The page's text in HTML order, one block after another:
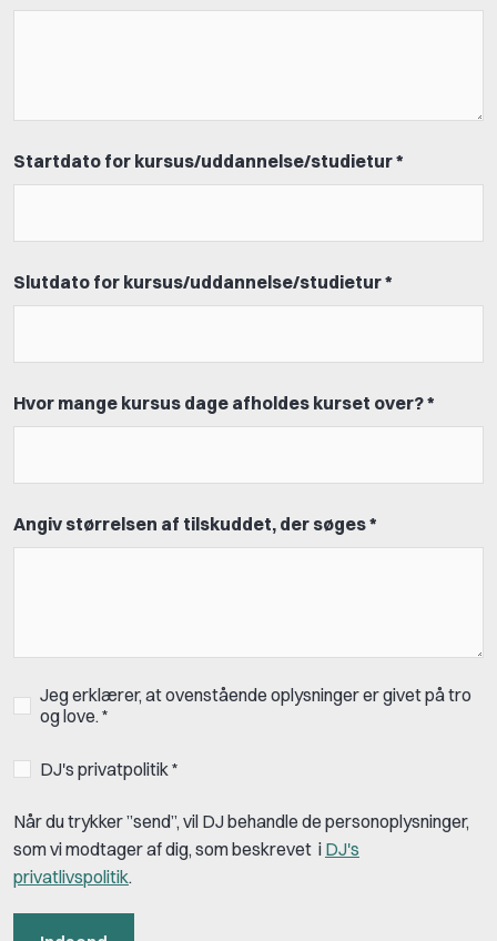
Startdato for kursus/uddannelse/studietur *
Slutdato for kursus/uddannelse/studietur *
Hvor mange kursus dage afholdes kurset over? *
Angiv størrelsen af tilskuddet, der søges *
Jeg erklærer, at ovenstående oplysninger er givet på tro
og love. *
DJ's privatpolitik *
Når du trykker ”send”, vil DJ behandle de personoplysninger,
som vi modtager af dig, som beskrevet i DJ's
privatlivspolitik.